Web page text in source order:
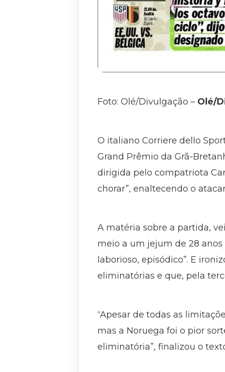
Foto: Olé/Divulgação – Olé/
O italiano Corriere dello
Grand Prêmio da Grã-
dirigida pelo compatriota
chorar”, enaltecendo o
A matéria sobre a partida,
meio a um jejum de 28
laborioso, episódico”. E
eliminatórias e que, pela
“Apesar de todas as
mas a Noruega foi o pior
eliminatória”, finalizou o